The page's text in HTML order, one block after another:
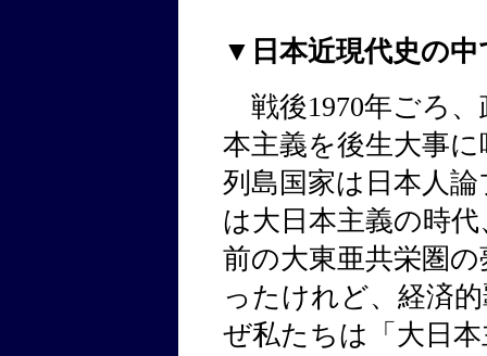
▼日本近現代史の
戦後1970年ごろ、
本主義を後生大事
列島国家は日本人
は大日本主義の時
前の大東亜共栄圏
ったけれど、経済
ぜ私たちは「大日